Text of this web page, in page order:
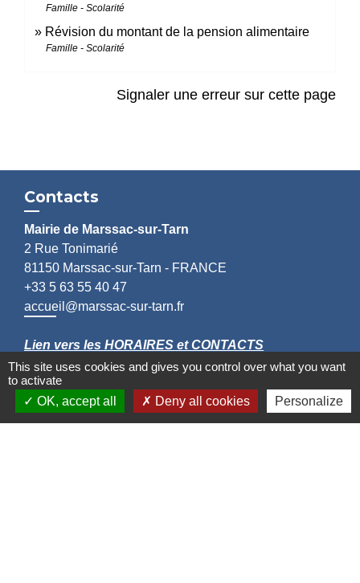
Famille - Scolarité
Révision du montant de la pension alimentaire
Famille - Scolarité
Signaler une erreur sur cette page
Contacts
Mairie de Marssac-sur-Tarn
2 Rue Tonimarié
81150 Marssac-sur-Tarn - FRANCE
+33 5 63 55 40 47
accueil@marssac-sur-tarn.fr
Lien vers les HORAIRES et CONTACTS
de chaque service
This site uses cookies and gives you control over what you want
to activate
OK, accept all
Deny all cookies Personalize